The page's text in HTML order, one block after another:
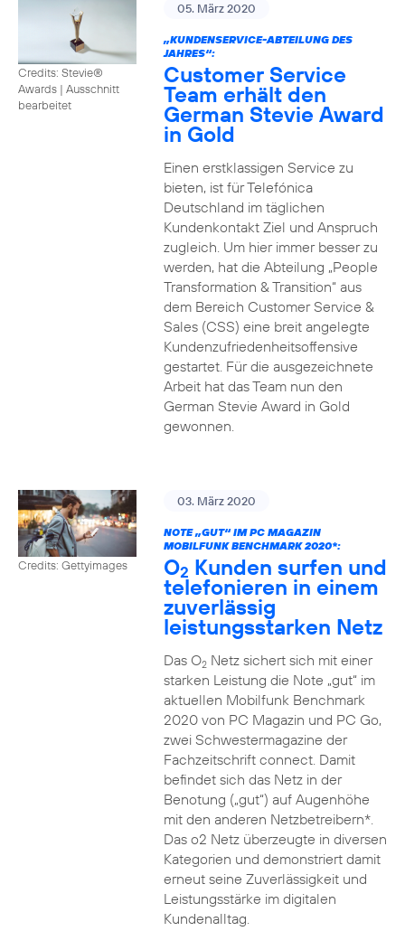
Credits: Stevie®
Awards | Ausschnitt
bearbeitet
05. März 2020
„KUNDENSERVICE-ABTEILUNG DES
JAHRES“:
Customer Service
Team erhält den
German Stevie Award
in Gold
Einen erstklassigen Service zu
bieten, ist für Telefónica
Deutschland im täglichen
Kundenkontakt Ziel und Anspruch
zugleich. Um hier immer besser zu
werden, hat die Abteilung „People
Transformation & Transition“ aus
dem Bereich Customer Service &
Sales (CSS) eine breit angelegte
Kundenzufriedenheitsoffensive
gestartet. Für die ausgezeichnete
Arbeit hat das Team nun den
German Stevie Award in Gold
gewonnen.
Credits: Gettyimages
03. März 2020
NOTE „GUT“ IM PC MAGAZIN
MOBILFUNK BENCHMARK 2020*:
O2 Kunden surfen und
telefonieren in einem
zuverlässig
leistungsstarken Netz
Das O2Netz sichert sich mit einer
starken Leistung die Note „gut“ im
aktuellen Mobilfunk Benchmark
2020 von PC Magazin und PC Go,
zwei Schwestermagazine der
Fachzeitschrift connect. Damit
befindet sich das Netz in der
Benotung („gut“) auf Augenhöhe
mit den anderen Netzbetreibern*.
Das o2 Netz überzeugte in diversen
Kategorien und demonstriert damit
erneut seine Zuverlässigkeit und
Leistungsstärke im digitalen
Kundenalltag.